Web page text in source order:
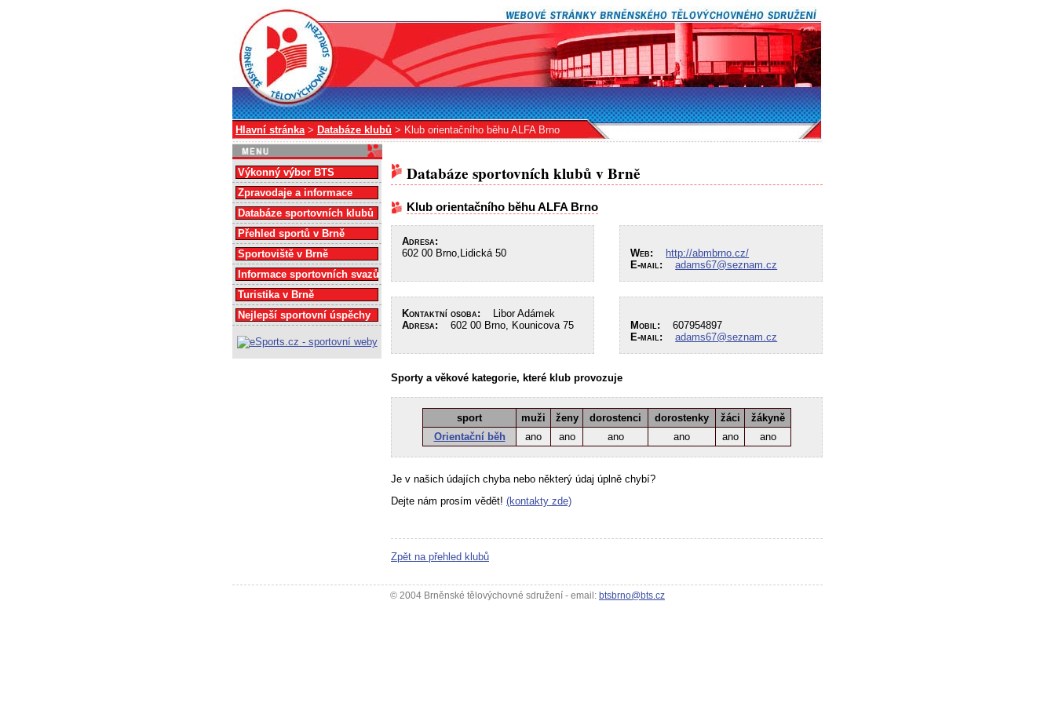
Hlavní stránka> Databáze klubů > Klub orientačního běhu ALFA Brno
Databáze sportovních klubů v Brně
Klub orientačního běhu ALFA Brno
Adresa:
602 00 Brno,Lidická 50
Web:
http://abmbrno.cz/
E-mail:
adams67@seznam.cz
Kontaktní osoba: Libor Adámek
Adresa: 602 00 Brno, Kounicova 75 Mobil: 607954897
E-mail:
adams67@seznam.cz
Sporty a věkové kategorie, které klub provozuje
sport muži ženy dorostenci dorostenky žáci
žákyně
Orientační běh
ano ano ano ano ano ano
Je v našich údajích chyba nebo některý údaj úplně chybí?
Dejte nám prosím vědět! (kontakty zde)
Zpět na přehled klubů
Výkonný výbor BTS
Zpravodaje a informace
Databáze sportovních klubů
Přehled sportů v Brně
Sportoviště v Brně
Informace sportovních svazů
Turistika v Brně
Nejlepší sportovní úspěchy
© 2004 Brněnské tělovýchovné sdružení - email: btsbrno@bts.cz